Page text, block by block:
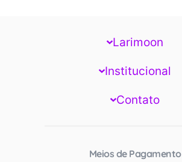
Larimoon
Institucional
Contato
Meios de Pagamento